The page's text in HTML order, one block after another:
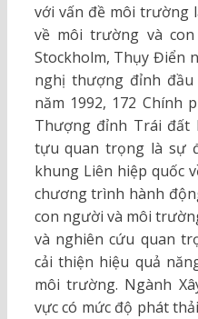
với vấn đề môi trường
về môi trường và
Stockholm, Thụy Điển
nghị thượng đỉnh
năm 1992, 172 Chính
Thượng đỉnh Trái đất
tựu quan trọng là sự
khung Liên hiệp quốc
chương trình hành
con người và môi
và nghiên cứu quan
cải thiện hiệu quả
môi trường. Ngành
vực có mức độ phát